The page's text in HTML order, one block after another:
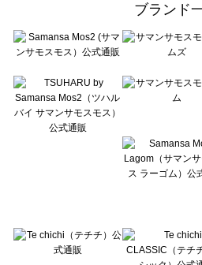
Te chichi（テチチ）の一覧
Te chichi CLASSIC（テチチ クラシック）の一覧
Lugnoncure（ルノンキュール）の一覧
BETTY'S BLUE（べティーズブルー）の一覧
Wpc.（ワールドパーティー）の一覧
ブランド